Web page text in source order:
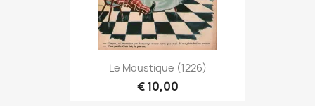
Le Moustique (1226)
€ 10,00